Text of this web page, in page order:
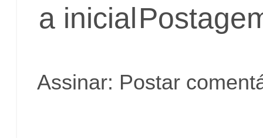
a inicial
Assinar: Postar